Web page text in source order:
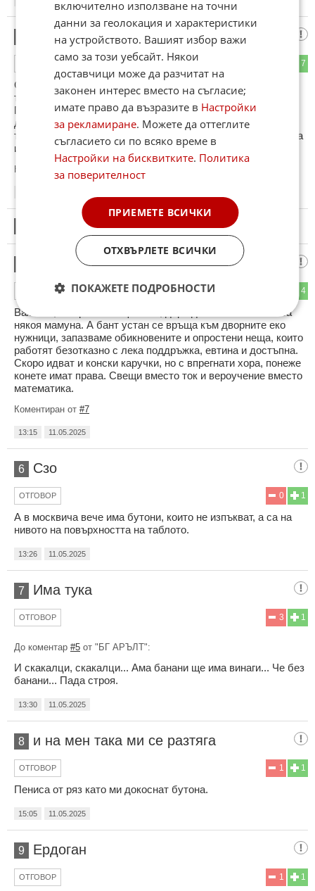
22 век
7
ОТГОВОР
Скоро ще измислят дисплей, който приема форма на
тоалетна чиния за да може да се изходиш при нужда.
П.С....не е нужно да направиш нещо прекалено сложно за
да е модерно а да запазиш обикновените и опростени
такива които работят безотказно с лека поддръжка, евтина
и достъпна.
Коментиран от
Този коментар е премахнат от модератор.
БГ АРЪЛТ
4
ОТГОВОР
Важно е, че правят нещо ново, дори да е безсмислено за
някоя мамуна. А бант устан се връща към дворните еко
нужници, запазваме обикновените и опростени неща, които
работят безотказно с лека поддръжка, евтина и достъпна.
Скоро идват и конски каручки, но с впрегнати хора, понеже
конете имат права. Свещи вместо ток и вероучение вместо
математика.
Коментиран от #7
13:15 11.05.2025
6 Сзо
1
0
ОТГОВОР
А в москвича вече има бутони, които не изпъкват, а са на
нивото на повърхността на таблото.
13:26 11.05.2025
7 Има тука
1
3
ОТГОВОР
До коментар #5 от "БГ АРЪЛТ":
И скакалци, скакалци... Ама банани ще има винаги... Че без
банани... Пада строя.
13:30 11.05.2025
8 и на мен така ми се разтяга
1
1
ОТГОВОР
Пениса от ряз като ми докоснат бутона.
15:05 11.05.2025
9 Ердоган
1
1
ОТГОВОР
включително използване на точни
данни за геолокация и характеристики
на устройството. Вашият избор важи
само за този уебсайт. Някои
доставчици може да разчитат на
законен интерес вместо на съгласие;
имате право да възразите в Настройки
за рекламиране. Можете да оттеглите
съгласието си по всяко време в
Настройки на бисквитките. Политика
за поверителност
ПРИЕМЕТЕ ВСИЧКИ
ОТХВЪРЛЕТЕ ВСИЧКИ
ПОКАЖЕТЕ ПОДРОБНОСТИ